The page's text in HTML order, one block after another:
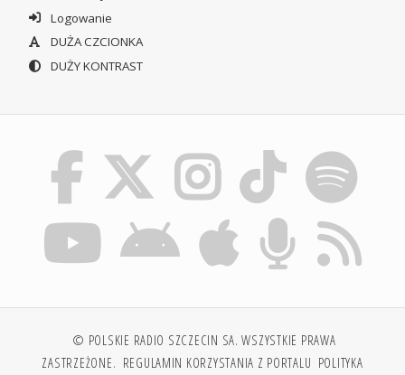
Logowanie
DUŻA CZCIONKA
DUŻY KONTRAST
© POLSKIE RADIO SZCZECIN SA. WSZYSTKIE PRAWA
ZASTRZEŻONE. REGULAMIN KORZYSTANIA Z PORTALU POLITYKA